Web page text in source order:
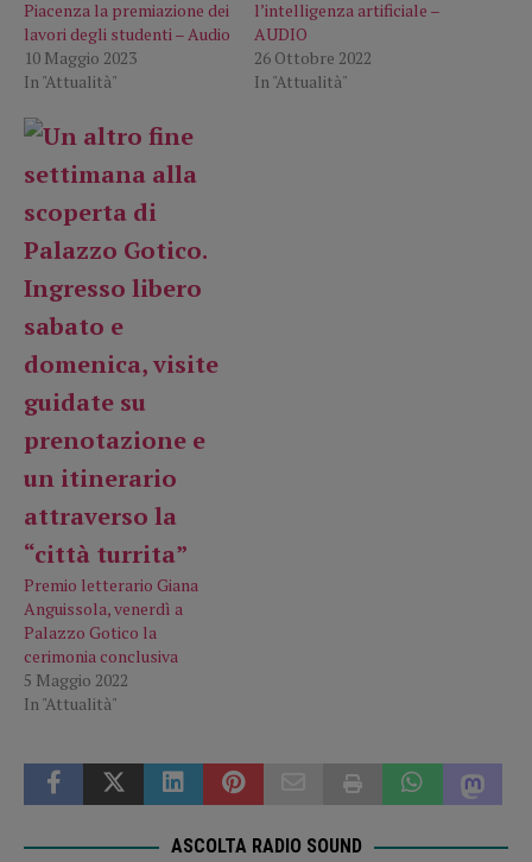
Piacenza la premiazione dei
lavori degli studenti – Audio
10 Maggio 2023
In "Attualità"
l’intelligenza artificiale –
AUDIO
26 Ottobre 2022
In "Attualità"
Premio letterario Giana
Anguissola, venerdì a
Palazzo Gotico la
cerimonia conclusiva
5 Maggio 2022
In "Attualità"
ASCOLTA RADIO SOUND